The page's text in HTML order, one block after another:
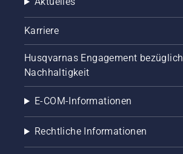
Karriere
Husqvarnas Engagement bezüglich
Nachhaltigkeit
E-COM-Informationen
Rechtliche Informationen